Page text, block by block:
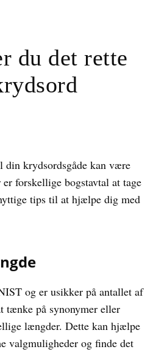
du det rette
krydsordsgåde kan være
forskellige bogstavtal at tage
tips til at hjælpe dig med
og er usikker på antallet af
tænke på synonymer eller
længder. Dette kan hjælpe
valgmuligheder og finde det